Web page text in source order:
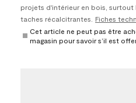
projets d'intérieur en bois, surtout
taches récalcitrantes.
Fiches
Cet article ne peut pas être
magasin pour savoir s’il est